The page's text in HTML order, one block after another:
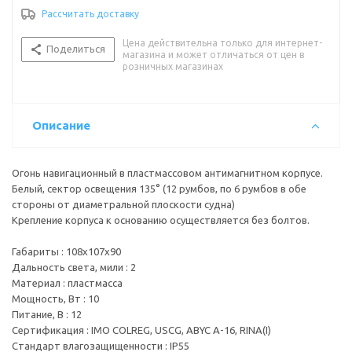
Тип лампы/цоколь : лампа накаливания\BAY15d
Цвет огня : белый
Рассчитать доставку
Поделиться
Цена действительна только для интернет-
магазина и может отличаться от цен в
розничных магазинах
Описание
Огонь навигационный в пластмассовом антимагнитном корпусе.
Белый, сектор освещения 135° (12 румбов, по 6 румбов в обе
стороны от диаметральной плоскости судна)
Крепление корпуса к основанию осуществляется без болтов.
Габариты : 108х107х90
Дальность света, мили : 2
Материал : пластмасса
Мощность, Вт : 10
Питание, В : 12
Сертификация : IMO COLREG, USCG, ABYC A-16, RINA(I)
Стандарт влагозащищенности : IP55